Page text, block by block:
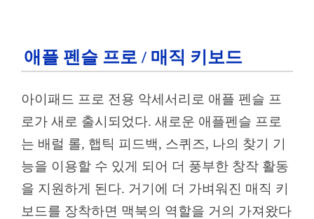
애플 펜슬 프로 / 매직 키보드
아이패드 프로 전용 악세서리로 애플 펜슬 프
로가 새로 출시되었다. 새로운 애플펜슬 프로
는 배럴 롤, 햅틱 피드백, 스퀴즈, 나의 찾기 기
능을 이용할 수 있게 되어 더 풍부한 창작 활동
을 지원하게 된다. 거기에 더 가벼워진 매직 키
보드를 장착하면 맥북의 역할을 거의 가져왔다